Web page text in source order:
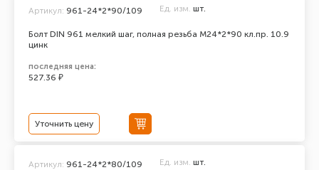
Болт DIN 961 мелкий шаг, полная резьба M24*2*90 кл.пр. 10.9
цинк
Артикул: 961-24*2*90/109 Ед. изм. шт.
последняя цена:
527.36 ₽
Уточнить цену
Артикул: 961-24*2*80/109 Ед. изм. шт.